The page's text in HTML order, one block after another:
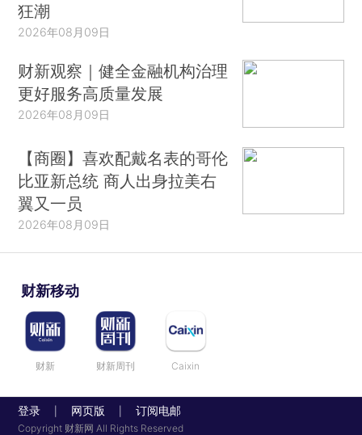
狂潮
2026年08月09日
财新观察｜健全金融机构治理
更好服务高质量发展
2026年08月09日
【商圈】喜欢配戴名表的哥伦
比亚新总统 商人出身拉美右
翼又一员
2026年08月09日
财新移动
财新 财新周刊 Caixin
登录 网页版 订阅电邮
Copyright 财新网 All Rights Reserved